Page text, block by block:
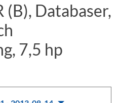
Databaser,
7,5 hp